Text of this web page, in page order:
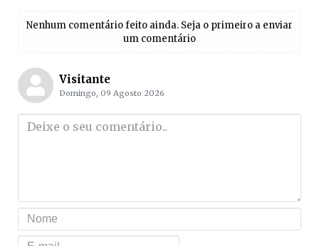
Nenhum comentário feito ainda. Seja o primeiro a enviar
um comentário
Visitante
Domingo, 09 Agosto 2026